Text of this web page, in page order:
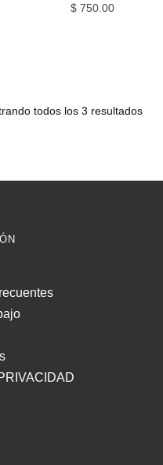
$750.00
todos los 3 resultados